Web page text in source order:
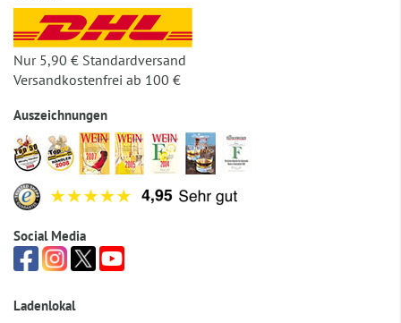
Nur 5,90 € Standardversand
Versandkostenfrei ab 100 €
Auszeichnungen
Social Media
Ladenlokal